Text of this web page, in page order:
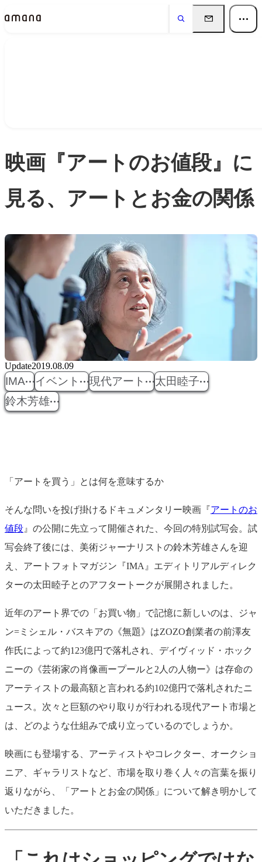
映画『アートのお値段』に
見る、アートとお金の関係
Update2019.08.09
IMA イベント 現代アート
太田睦子
鈴木芳雄
「アートを買う」とは何を意味するか
そんな問いを投げ掛けるドキュメンタリー映画『アートのお
値段 』の公開に先立って開催された、今回の特別試写会。試
写会終了後には、美術ジャーナリストの鈴木芳雄さんを迎
え、アートフォトマガジン『IMA』エディトリアルディレク
ターの太田睦子とのアフタートークが展開されました。
近年のアート界での「お買い物」で記憶に新しいのは、ジャ
ン=ミシェル・バスキアの《無題》はZOZO創業者の前澤友
作氏によって約123億円で落札され、デイヴィッド・ホック
ニーの《芸術家の肖像画ープールと2人の人物ー》は存命の
アーティストの最高額と言われる約102億円で落札されたニ
ュース。次々と巨額のやり取りが行われる現代アート市場と
は、どのような仕組みで成り立っているのでしょうか。
映画にも登場する、アーティストやコレクター、オークショ
ニア、ギャラリストなど、市場を取り巻く人々の言葉を振り
返りながら、「アートとお金の関係」について解き明かして
いただきました。